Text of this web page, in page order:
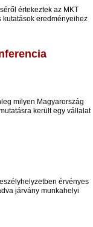
értekeztek az MKT
kutatások eredményeihez
milyen Magyarország
került egy vállalat
érvényes
járvány munkahelyi